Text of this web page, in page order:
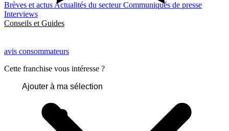
Brèves et actus Actualités du secteurCommuniqués de presse
Interviews
Conseils et Guides
avis consommateurs
Cette franchise vous intéresse ?
Ajouter à ma sélection